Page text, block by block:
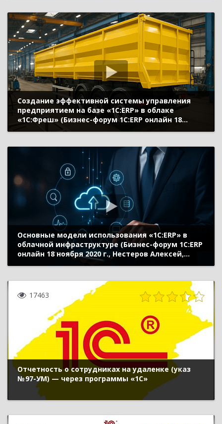
Создание эффективной системы управления
предприятием на базе «1С:ЕRP» в облаке
«1С:Фреш» (Бизнес-форум 1С:ERP онлайн 18
ноября 2020 г., Безуглова Екатерина, ООО
Основные модели использования «1С:ERP» в
облачной инфраструктуре (Бизнес-форум 1С:ERP
онлайн 18 ноября 2020 г., Нестеров Алексей,
17463
Отчетность о сотрудниках на удаленке (указ
№ 97-УМ) — через программы «1С»